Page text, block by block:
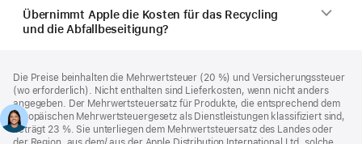
Übernimmt Apple die Kosten für das Recycling
und die Abfallbeseitigung?
Die Preise beinhalten die Mehrwertsteuer (20 %) und Versicherungssteuer
(wo erforderlich). Nicht enthalten sind Lieferkosten, wenn nicht anders
angegeben. Der Mehrwertsteuersatz für Produkte, die entsprechend dem
europäischen Mehrwertsteuergesetz als Dienstleistungen klassifiziert sind,
beträgt 23 %. Sie unterliegen dem Mehrwertsteuersatz des Landes oder